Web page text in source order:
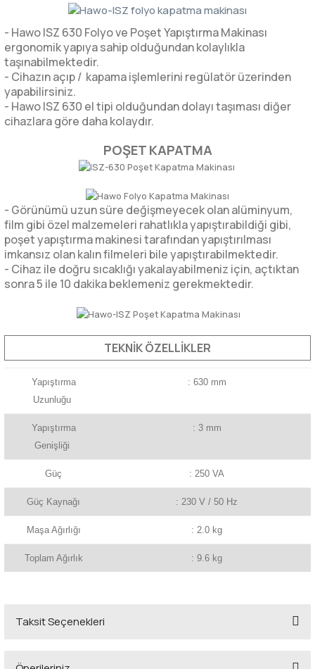
- Hawo ISZ 630 Folyo ve Poşet Yapıştırma Makinası
ergonomik yapıya sahip olduğundan kolaylıkla
taşınabilmektedir.
- Cihazın açıp / kapama işlemlerini regülatör üzerinden
yapabilirsiniz.
- Hawo ISZ 630 el tipi olduğundan dolayı taşıması diğer
cihazlara göre daha kolaydır.
POŞET KAPATMA
- Görünümü uzun süre değişmeyecek olan alüminyum,
film gibi özel malzemeleri rahatlıkla yapıştırabildiği gibi,
poşet yapıştırma makinesi tarafından yapıştırılması
imkansız olan kalın filmeleri bile yapıştırabilmektedir.
- Cihaz ile doğru sıcaklığı yakalayabilmeniz için, açtıktan
sonra 5 ile 10 dakika beklemeniz gerekmektedir.
TEKNİK ÖZELLİKLER
Yapıştırma
Uzunluğu
: 630 mm
Yapıştırma
Genişliği
: 3 mm
Güç : 250 VA
Güç Kaynağı : 230 V / 50 Hz
Maşa Ağırlığı : 2.0 kg
Toplam Ağırlık : 9.6 kg
Taksit Seçenekleri